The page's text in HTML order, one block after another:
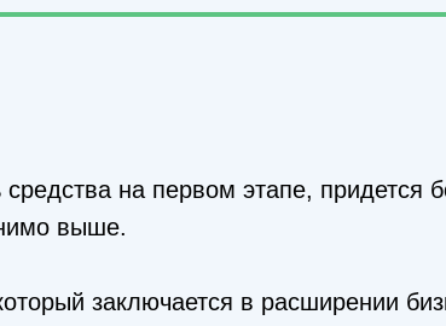
на первом этапе, придется
выше.
заключается в расширении